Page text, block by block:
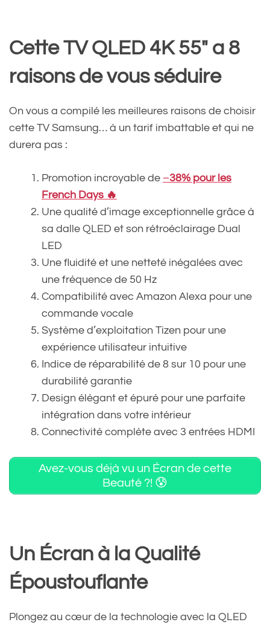
Cette TV QLED 4K 55″ a 8
raisons de vous séduire
On vous a compilé les meilleures raisons de choisir
cette TV Samsung… à un tarif imbattable et qui ne
durera pas :
Promotion incroyable de –38% pour les
French Days 🔥
Une qualité d’image exceptionnelle grâce à
sa dalle QLED et son rétroéclairage Dual
LED
Une fluidité et une netteté inégalées avec
une fréquence de 50 Hz
Compatibilité avec Amazon Alexa pour une
commande vocale
Système d’exploitation Tizen pour une
expérience utilisateur intuitive
Indice de réparabilité de 8 sur 10 pour une
durabilité garantie
Design élégant et épuré pour une parfaite
intégration dans votre intérieur
Connectivité complète avec 3 entrées HDMI
Avez-vous déjà vu un Écran de cette
Beauté ?! 😰
Un Écran à la Qualité
Époustouflante
Plongez au cœur de la technologie avec la QLED